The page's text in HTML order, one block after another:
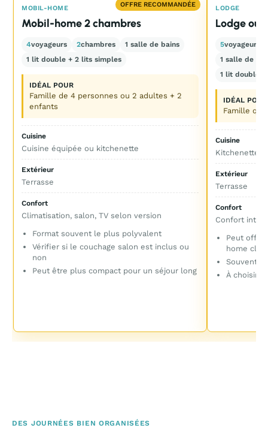
OFFRE RECOMMANDÉE
MOBIL-HOME
Mobil-home 2 chambres
4voyageurs 2chambres
1 salle de bains
1 lit double + 2 lits simples
IDÉAL POUR
Famille de 4 personnes ou 2 adultes + 2
enfants
Cuisine
Cuisine équipée ou kitchenette
Extérieur
Terrasse
Confort
Climatisation, salon, TV selon version
Format souvent le plus polyvalent
Vérifier si le couchage salon est inclus ou
non
Peut être plus compact pour un séjour long
LODGE
Lodge ou
5voyageurs
1 salle de
1 lit double
IDÉAL POUR
Famille qui
Cuisine
Kitchenette
Extérieur
Terrasse
Confort
Confort
Peut offrir
home
Souvent
À choisir si
DES JOURNÉES BIEN ORGANISÉES